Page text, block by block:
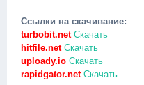
Ссылки на скачивание:
turbobit.netСкачать
hitfile.netСкачать
uploady.io Скачать
rapidgator.netСкачать